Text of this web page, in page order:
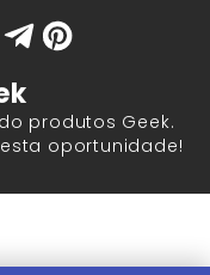
produtos Geek.
oportunidade!